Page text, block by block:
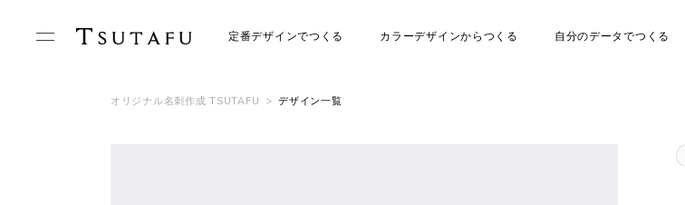
定番デザインでつくる カラーデザインからつくる 自分のデータでつくる
オリジナル名刺作成 TSUTAFU > デザイン一覧